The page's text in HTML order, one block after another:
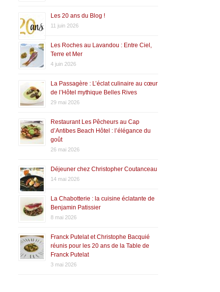
Les 20 ans du Blog !
11 juin 2026
Les Roches au Lavandou : Entre Ciel,
Terre et Mer
4 juin 2026
La Passagère : L’éclat culinaire au cœur
de l’Hôtel mythique Belles Rives
29 mai 2026
Restaurant Les Pêcheurs au Cap
d’Antibes Beach Hôtel : l’élégance du
goût
26 mai 2026
Déjeuner chez Christopher Coutanceau
14 mai 2026
La Chabotterie : la cuisine éclatante de
Benjamin Patissier
8 mai 2026
Franck Putelat et Christophe Bacquié
réunis pour les 20 ans de la Table de
Franck Putelat
3 mai 2026